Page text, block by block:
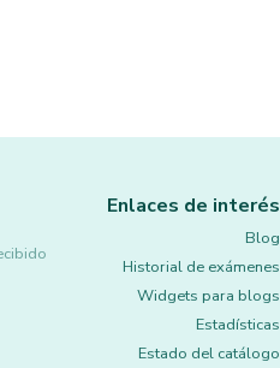
Enlaces de interés
Blog
Historial de exámenes
Widgets para blogs
Estadísticas
Estado del catálogo